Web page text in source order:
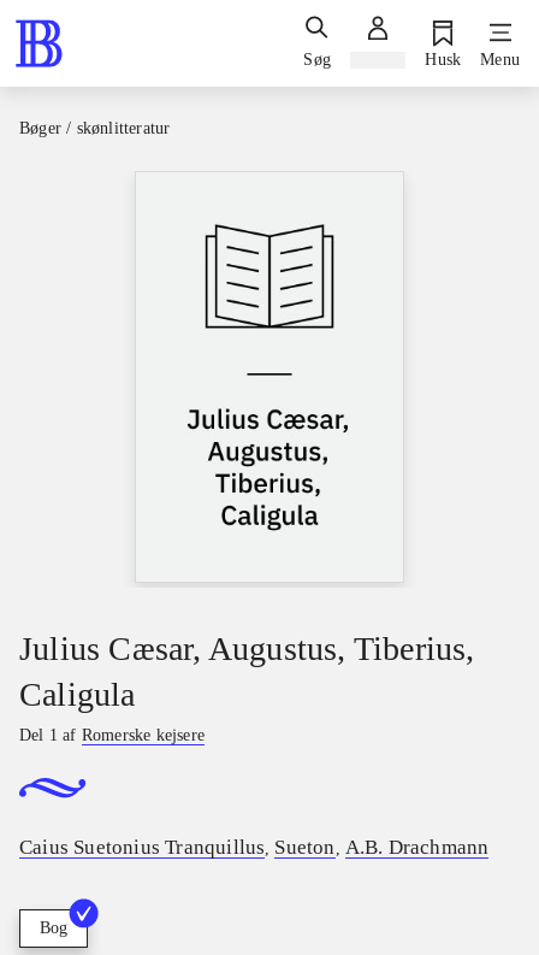
Søg Husk Menu
Bøger / skønlitteratur
Julius Cæsar, Augustus, Tiberius,
Caligula
Del 1 af Romerske kejsere
Caius Suetonius Tranquillus Sueton A.B. Drachmann
Bog